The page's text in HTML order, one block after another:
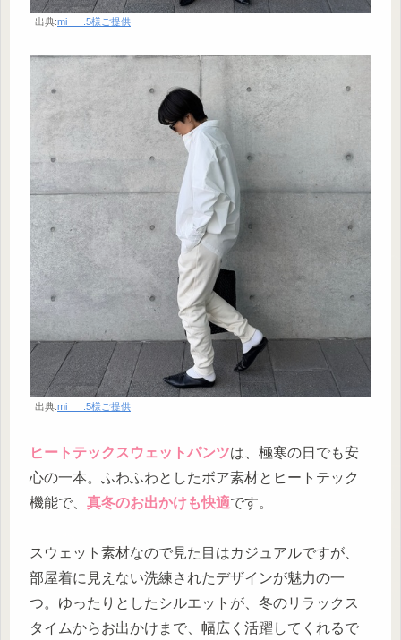
出典:mi___.5様ご提供
出典:mi___.5様ご提供
ヒートテックスウェットパンツは、極寒の日でも安
心の一本。ふわふわとしたボア素材とヒートテック
機能で、 真冬のお出かけも快適です。
スウェット素材なので見た目はカジュアルですが、
部屋着に見えない洗練されたデザインが魅力の一
つ。ゆったりとしたシルエットが、冬のリラックス
タイムからお出かけまで、幅広く活躍してくれるで